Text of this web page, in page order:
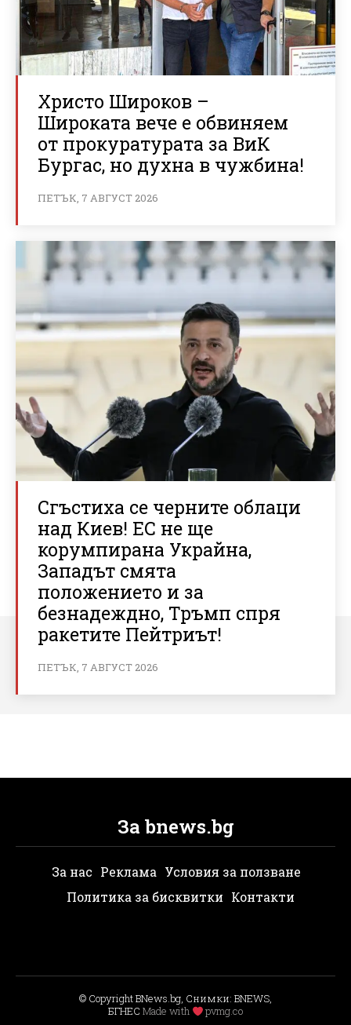
Христо Широков –
Широката вече е обвиняем
от прокуратурата за ВиК
Бургас, но духна в чужбина!
ПЕТЪК, 7 АВГУСТ 2026
Сгъстиха се черните облаци
над Киев! ЕС не ще
корумпирана Украйна,
Западът смята
положението и за
безнадеждно, Тръмп спря
ракетите Пейтриът!
ПЕТЪК, 7 АВГУСТ 2026
За bnews.bg
За нас Реклама Условия за ползване
Политика за бисквитки Контакти
© Copyright BNews.bg, Снимки: BNEWS,
БГНЕС Мade with pvmg.co